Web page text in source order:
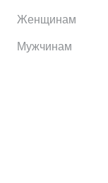
Женщинам
Мужчинам